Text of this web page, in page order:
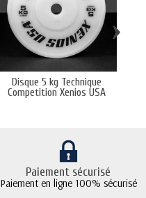
Disque 5 kg Technique
Competition Xenios USA
›
Paiement sécurisé
Paiement en ligne 100% sécurisé